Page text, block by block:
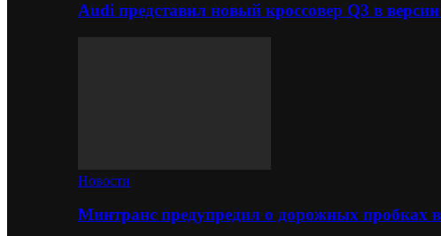
Audi представил новый кроссовер Q3 в
Новости
Минтранс предупредил о дорожных пробках в